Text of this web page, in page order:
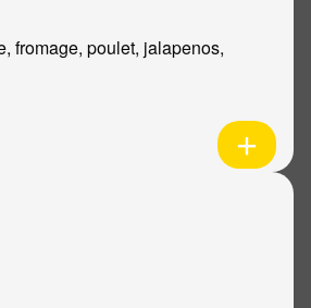
fromage, poulet, jalapenos,